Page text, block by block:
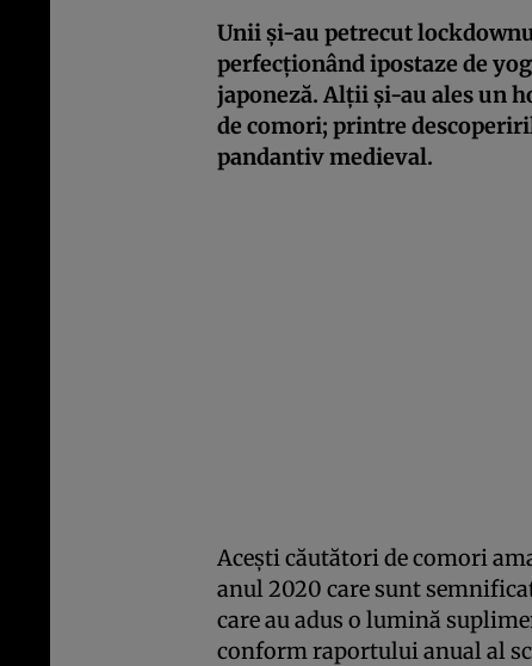
Unii și-au petrecut
perfecționând ipostaze de
japoneză. Alții și-au ales un
de comori; printre
pandantiv medieval.
Acești căutători de comori
anul 2020 care sunt
care au adus o lumină
conform raportului anual al